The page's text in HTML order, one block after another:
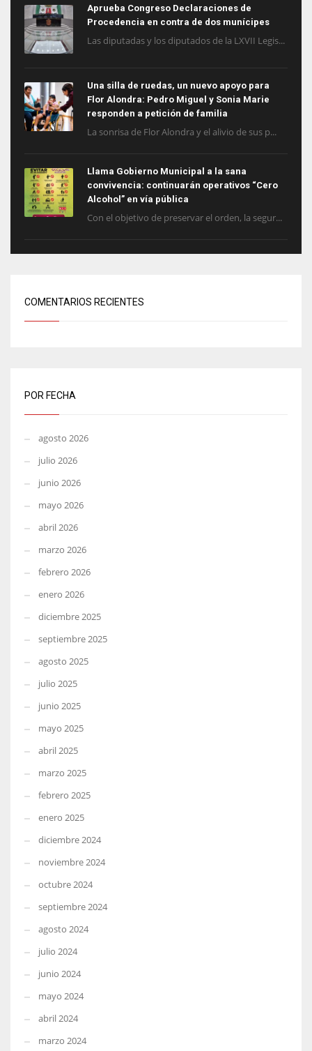
Aprueba Congreso Declaraciones de
Procedencia en contra de dos munícipes
Las diputadas y los diputados de la LXVII Legis...
Una silla de ruedas, un nuevo apoyo para
Flor Alondra: Pedro Miguel y Sonia Marie
responden a petición de familia
La sonrisa de Flor Alondra y el alivio de sus p...
Llama Gobierno Municipal a la sana
convivencia: continuarán operativos “Cero
Alcohol” en vía pública
Con el objetivo de preservar el orden, la segur...
COMENTARIOS RECIENTES
POR FECHA
agosto 2026
julio 2026
junio 2026
mayo 2026
abril 2026
marzo 2026
febrero 2026
enero 2026
diciembre 2025
septiembre 2025
agosto 2025
julio 2025
junio 2025
mayo 2025
abril 2025
marzo 2025
febrero 2025
enero 2025
diciembre 2024
noviembre 2024
octubre 2024
septiembre 2024
agosto 2024
julio 2024
junio 2024
mayo 2024
abril 2024
marzo 2024